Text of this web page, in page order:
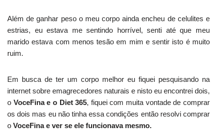
Além de ganhar peso o meu corpo ainda encheu de celulites e
estrias, eu estava me sentindo horrível, senti até que meu
marido estava com menos tesão em mim e sentir isto é muito
ruim.
Em busca de ter um corpo melhor eu fiquei pesquisando na
internet sobre emagrecedores naturais e nisto eu encontrei dois,
o VoceFina e o Diet 365, fiquei com muita vontade de comprar
os dois mas eu não tinha essa condições então resolvi comprar
o VoceFina e ver se ele funcionava mesmo.